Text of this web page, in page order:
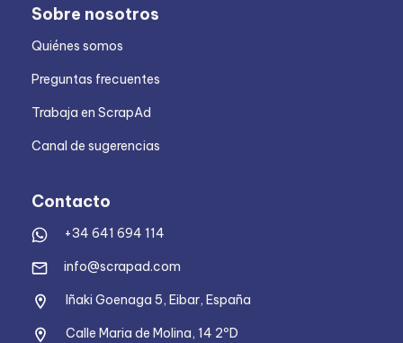
Sobre nosotros
Quiénes somos
Preguntas frecuentes
Trabaja en ScrapAd
Canal de sugerencias
Contacto
+34 641 694 114
info@scrapad.com
Iñaki Goenaga 5, Eibar, España
Calle Maria de Molina, 14 2ºD